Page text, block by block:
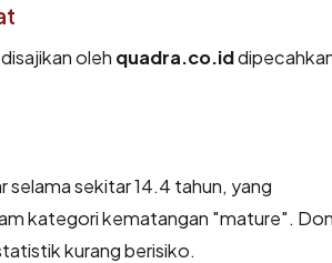
oleh quadra.co.id
sekitar 14.4 tahun, yang
kategori kematangan "mature".
kurang berisiko.